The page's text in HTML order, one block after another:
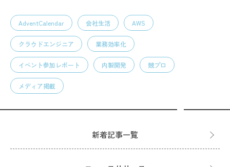
AdventCalendar 会社生活 AWS
クラウドエンジニア 業務効率化
イベント参加レポート 内製開発 競プロ
メディア掲載
新着記事一覧